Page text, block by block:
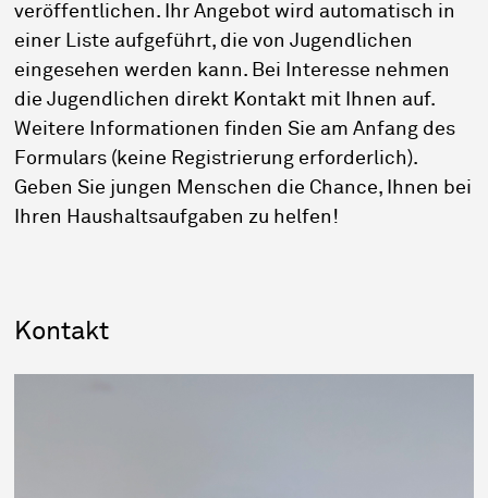
veröffentlichen. Ihr Angebot wird automatisch in
einer Liste aufgeführt, die von Jugendlichen
eingesehen werden kann. Bei Interesse nehmen
die Jugendlichen direkt Kontakt mit Ihnen auf.
Weitere Informationen finden Sie am Anfang des
Formulars (keine Registrierung erforderlich).
Geben Sie jungen Menschen die Chance, Ihnen bei
Ihren Haushaltsaufgaben zu helfen!
Sidebar
Kontakt